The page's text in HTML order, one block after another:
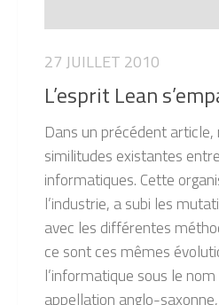
27 JUILLET 2010
L’esprit Lean
Dans un précédent
similitudes existantes
informatiques. Cette
l’industrie, a subi les
avec les différentes
ce sont ces mêmes
l’informatique sous le
appellation anglo-